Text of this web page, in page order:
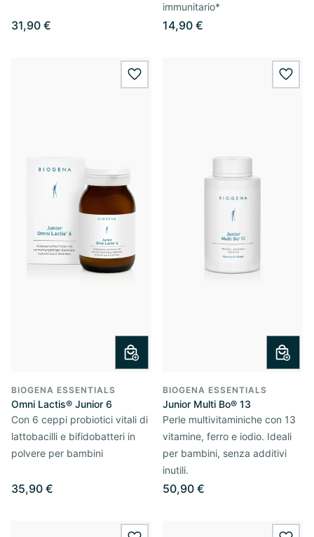
31,90 €
immunitario*
14,90 €
wishlist.add
BIOGENA ESSENTIALS
Omni Lactis® Junior 6
Con 6 ceppi probiotici vitali di
lattobacilli e bifidobatteri in
polvere per bambini
35,90 €
BIOGENA ESSENTIALS
Junior Multi Bo® 13
Perle multivitaminiche con 13
vitamine, ferro e iodio. Ideali
per bambini, senza additivi
inutili.
50,90 €